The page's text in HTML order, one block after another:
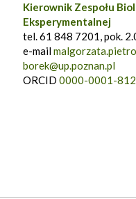
Kierownik Zespołu
Eksperymentalnej
tel. 61 848 7201, pok.
e-mail
borek@up.poznan.pl
ORCID 0000-0001-